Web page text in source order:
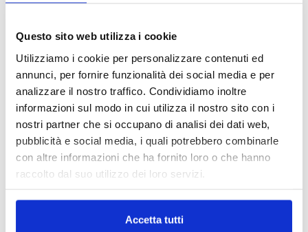
Questo sito web utilizza i cookie
Utilizziamo i cookie per personalizzare contenuti ed
annunci, per fornire funzionalità dei social media e per
analizzare il nostro traffico. Condividiamo inoltre
informazioni sul modo in cui utilizza il nostro sito con i
nostri partner che si occupano di analisi dei dati web,
pubblicità e social media, i quali potrebbero combinarle
con altre informazioni che ha fornito loro o che hanno
raccolto dal suo utilizzo dei loro servizi.
Accetta tutti